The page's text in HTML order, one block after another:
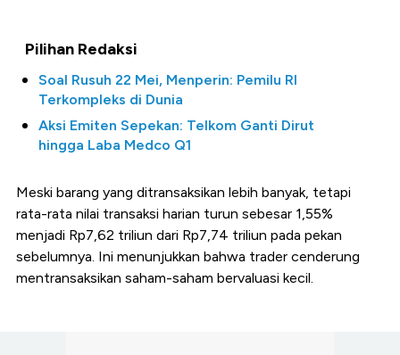
Pilihan Redaksi
Soal Rusuh 22 Mei, Menperin: Pemilu RI
Terkompleks di Dunia
Aksi Emiten Sepekan: Telkom Ganti Dirut
hingga Laba Medco Q1
Meski barang yang ditransaksikan lebih banyak, tetapi
rata-rata nilai transaksi harian turun sebesar 1,55%
menjadi Rp7,62 triliun dari Rp7,74 triliun pada pekan
sebelumnya. Ini menunjukkan bahwa trader cenderung
mentransaksikan saham-saham bervaluasi kecil.